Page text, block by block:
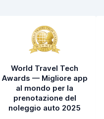
World Travel Tech
Awards — Migliore app
al mondo per la
prenotazione del
noleggio auto 2025